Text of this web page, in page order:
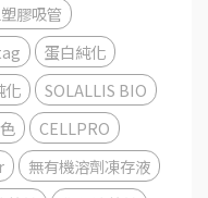
膠吸管
蛋白純化
化
SOLALLIS BIO
CELLPRO
無有機溶劑凍存液